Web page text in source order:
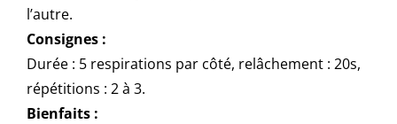
l’autre.
Consignes :
Durée : 5 respirations par côté, relâchement : 20s,
répétitions : 2 à 3.
Bienfaits :